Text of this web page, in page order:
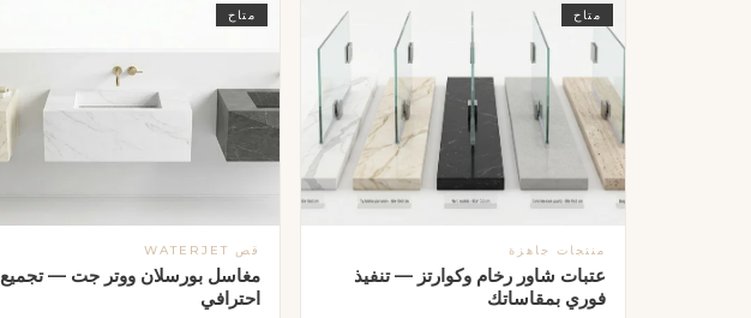
متاح
منتجات جاهزة
عتبات شاور رخام وكوارتز — تنفيذ
فوري بمقاساتك
متاح
قص WATERJET
مغاسل بورسلان ووتر جت — تجميع
احترافي